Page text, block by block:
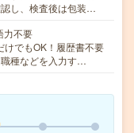
し、検査後は包装…
力不要
でもOK！履歴書不要
種などを入力す…